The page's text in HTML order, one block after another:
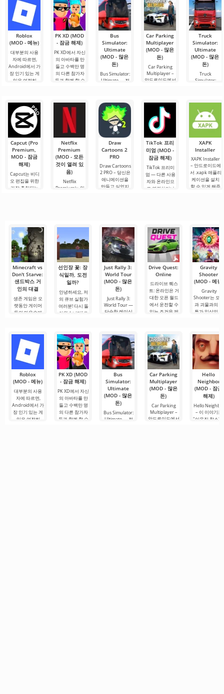
Roblox
(MOD - 메뉴)
대부분의 사용
자에 따르면,
Android에서 가
장 인기 있는 게
임은 여전히
무한한 가능성
으로 주목받으
며, 사용자들을.
PK XD (MOD
- 잠금 해제)
PK XD에서 자신
의 아바타를 만
들고 수백만 명
의 다른 참가자
들과 함께 할 수
간단한 게임 플
레이로 인해 모
든 연령대의 사
람들이 즐길 수
있으며, 온
Bus
Simulator:
Ultimate
(MOD - 많은
돈)
Bus Simulator:
Ultimate — 전
무한한 가능성
을 제공하는 화
려하고 흥미로
운 안드로이드
게임입니다. 흥
미진진한 모험
과 현실적인 도
시.
Car Parking
Multiplayer
(MOD - 많은
돈)
Car Parking
Multiplayer –
안드로이드에서
소를 사용하여
운전자의 역할
을 맡게 됩니다.
총 86개의 다양
한 레벨이
Truck
Simulator:
Ultimate
(MOD - 많은
돈)
Truck
Simulator:
비즈니스 요소
의 성공적인 결
합을 안드로이
드에서 제공합
사용자에게 화
물 트럭
Capcut (Pro
Premium,
MOD - 잠금
해제)
Capcut는 비디
오 편집을 위한
가장 추천되는
장합니다. 많은
사용자에게 무
료 버전은 모든
편집 요구를
Netflix
Premium
(MOD - 모든
것이 열려 있
음)
Netflix
Premium는 안
하나입니다. 이
곳에는 최신 미
디어 제품뿐만
아니라
Draw
Cartoons 2
PRO
Draw Cartoons
2 PRO – 당신은
애니메이션을
만들고 싶었지
에 달려 있습니
다. 복잡한
TikTok 프리
미엄 (MOD -
잠금 해제)
TikTok 프리미
엄 — 다른 사용
자와 온라인으
로 연결하거나
루를 시작하거
나 힘든 하루를.
XAPK
Installer
XAPK Installer
– 안드로이드에
서 .xapk 애플리
케이션을 설치
할 수 있게 해줍
시작할 수
Minecraft vs
Don't Starve:
샌드박스 거
인의 대결
생존 게임은 오
랫동안 게이머
들의 마음속에
다. 그중 두 거인
이
선인장 꽃: 장
식일까, 도전
일까?
안녕하세요, 저
의 큐브 실험가
여러분! 다시 돌
아왔습니다! 오
Just Rally 3:
World Tour
(MOD - 많은
돈)
Just Rally 3:
World Tour —
단순한 레이싱
Drive Quest:
Online
드라이브 퀘스
트: 온라인은 거
대한 오픈 월드
에서 운전할 수
있는 조건을 제
Gravity
Shooter
(MOD - 메뉴)
Gravity
Shooter는 모
과 괴물과의 전
투가 일상의 일
Roblox
(MOD - 메뉴)
대부분의 사용
자에 따르면,
Android에서 가
장 인기 있는 게
임은 여전히
PK XD (MOD
- 잠금 해제)
PK XD에서 자신
의 아바타를 만
들고 수백만 명
의 다른 참가자
들과 함께 할 수
Bus
Simulator:
Ultimate
(MOD - 많은
돈)
Bus Simulator:
Ultimate — 전
Car Parking
Multiplayer
(MOD - 많은
돈)
Car Parking
Multiplayer –
안드로이드에서
Hello
Neighbor
(MOD - 잠금
해제)
Hello
– 이 이야기는
"이웃집 찰스"